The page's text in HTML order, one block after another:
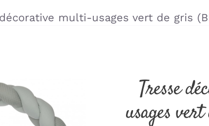
multi-usages vert de gris
Tresse
usages